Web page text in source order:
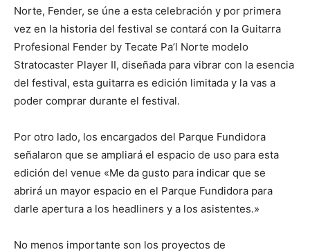
Norte, Fender, se úne a esta celebración y por primera
vez en la historia del festival se contará con la Guitarra
Profesional Fender by Tecate Pa’l Norte modelo
Stratocaster Player II, diseñada para vibrar con la esencia
del festival, esta guitarra es edición limitada y la vas a
poder comprar durante el festival.
Por otro lado, los encargados del Parque Fundidora
señalaron que se ampliará el espacio de uso para esta
edición del venue «Me da gusto para indicar que se
abrirá un mayor espacio en el Parque Fundidora para
darle apertura a los headliners y a los asistentes.»
No menos importante son los proyectos de